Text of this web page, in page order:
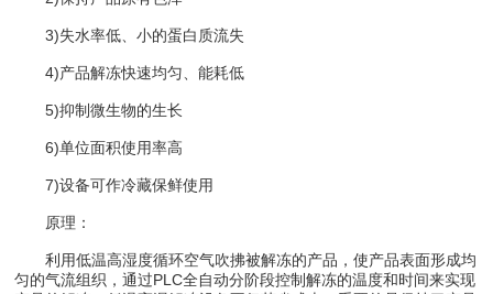
3)失水率低、小的蛋白质流失
4)产品解冻快速均匀、能耗低
5)抑制微生物的生长
6)单位面积使用率高
7)设备可作冷藏保鲜使用
原理：
利用低温高湿度循环空气吹拂被解冻的产品，使产品表面形成均
匀的气流组织，通过PLC全自动分阶段控制解冻的温度和时间来实现